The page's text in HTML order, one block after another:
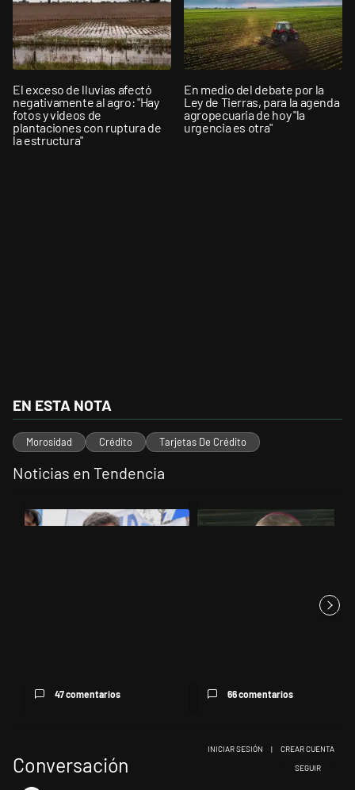
El exceso de lluvias afectó
negativamente al agro: "Hay
fotos y videos de
plantaciones con ruptura de
la estructura"
En medio del debate por la
Ley de Tierras, para la agenda
agropecuaria de hoy "la
urgencia es otra"
EN ESTA NOTA
Morosidad Crédito Tarjetas De Crédito
Noticias en Tendencia
Un artículo de tendencia con el título "Kicillof apuntó contra Milei
47 comentarios
Un artículo de tendencia con el
66 comentarios
Conversación SIGA ESTA
SEGUIR
INICIAR SESIÓN | CREAR CUENTA